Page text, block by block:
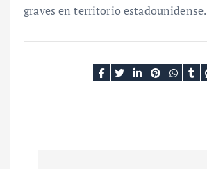
graves en territorio estadounidense.